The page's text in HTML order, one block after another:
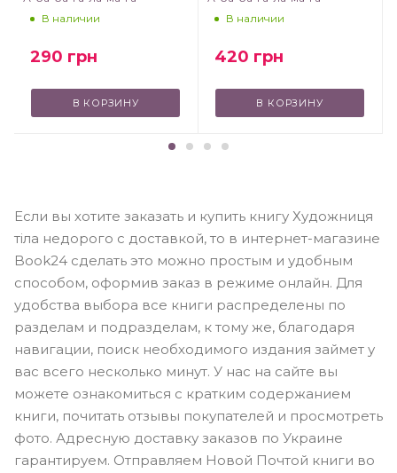
В наличии
290 грн
В КОРЗИНУ
В наличии
420 грн
В КОРЗИНУ
Если вы хотите заказать и купить книгу Художниця
тіла недорого с доставкой, то в интернет-магазине
Book24 сделать это можно простым и удобным
способом, оформив заказ в режиме онлайн. Для
удобства выбора все книги распределены по
разделам и подразделам, к тому же, благодаря
навигации, поиск необходимого издания займет у
вас всего несколько минут. У нас на сайте вы
можете ознакомиться с кратким содержанием
книги, почитать отзывы покупателей и просмотреть
фото. Адресную доставку заказов по Украине
гарантируем. Отправляем Новой Почтой книги во